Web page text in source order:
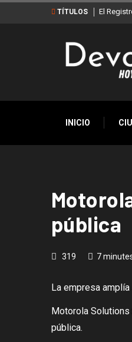
TÍTULOS El
INICIO
pública
319 7
La empresa
Motorola Solutions
pública.